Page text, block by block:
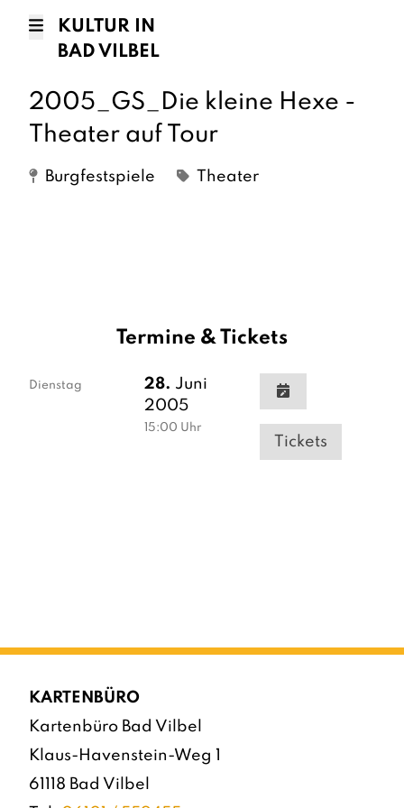
KULTUR IN
BAD VILBEL
2005_GS_Die kleine Hexe -
Theater auf Tour
Burgfestspiele Theater
Termine & Tickets
Dienstag 28. Juni
2005
15:00 Uhr
Tickets
KARTENBÜRO
Kartenbüro Bad Vilbel
Klaus-Havenstein-Weg 1
61118 Bad Vilbel